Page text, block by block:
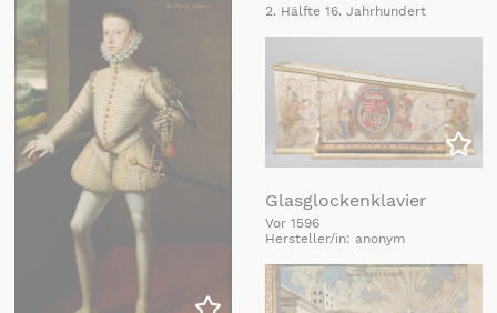
2. Hälfte 16. Jahrhundert
Zu
Glasglockenklavier
Vor 1596
Hersteller/in: anonym